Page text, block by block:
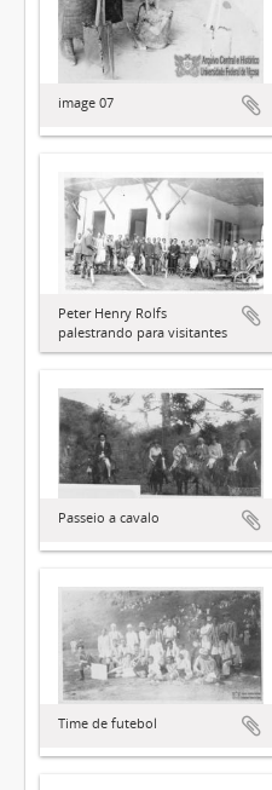
image 07
Peter Henry Rolfs
palestrando para visitantes
Passeio a cavalo
Time de futebol